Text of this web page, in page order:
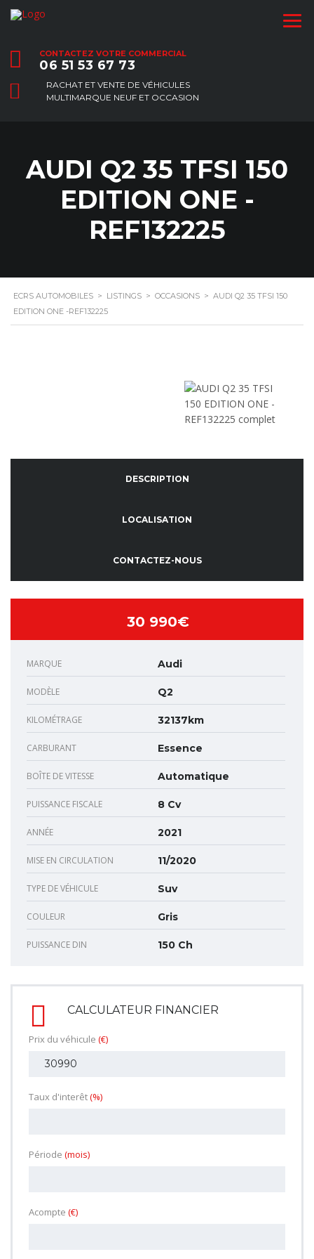
CONTACTEZ VOTRE COMMERCIAL
06 51 53 67 73
RACHAT ET VENTE DE VÉHICULES
MULTIMARQUE NEUF ET OCCASION
AUDI Q2 35 TFSI 150
EDITION ONE -
REF132225
ECRS AUTOMOBILES > LISTINGS > OCCASIONS > AUDI Q2 35 TFSI 150
EDITION ONE -REF132225
DESCRIPTION
LOCALISATION
CONTACTEZ-NOUS
30 990€
MARQUE Audi
MODÈLE Q2
KILOMÉTRAGE 32137km
CARBURANT Essence
BOÎTE DE VITESSE Automatique
PUISSANCE FISCALE 8 Cv
ANNÉE 2021
MISE EN CIRCULATION 11/2020
TYPE DE VÉHICULE Suv
COULEUR Gris
PUISSANCE DIN 150 Ch
CALCULATEUR FINANCIER
Prix du véhicule (€)
Taux d'interêt(%)
Période (mois)
Acompte (€)